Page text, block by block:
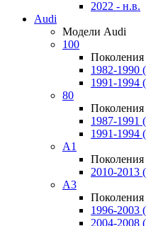
2022 - н.в.
Audi
Модели Audi
100
1982-1990
1991-1994
80
1987-1991
1991-1994
A1
2010-2013
A3
1996-2003
2004-2008